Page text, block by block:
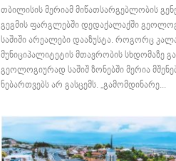
თბილისის მერიამ მიწათსარგებლობის
გეგმის ფარგლებში დედაქალაქში
საშიში არეალები დააზუსტა. როგორც
მუნიციპალიტეტის მთავრობის სხდომაზე
გეოლოგიურად საშიშ ზონებში მერია
ნებართვებს არ გასცემს. „გამომდინარე...